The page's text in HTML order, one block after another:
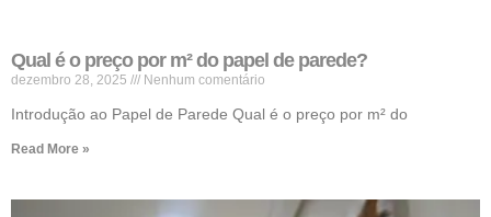
Qual é o preço por m² do papel de parede?
dezembro 28, 2025 Nenhum comentário
Introdução ao Papel de Parede Qual é o preço por m² do
Read More »